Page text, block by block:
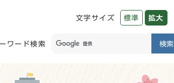
文字サイズ 標準 拡大
ワード検索 検索